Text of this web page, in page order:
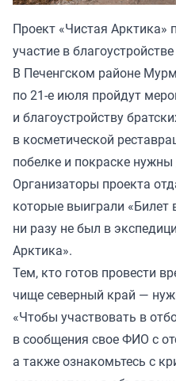
Проект «Чистая Арктика»
участие в
В Печенгском районе
по 21-е июля пройдут
и благоустройству
в косметической
побелке и покраске
Организаторы проекта
которые выиграли «Билет
ни разу не был в
Арктика».
Тем, кто готов провести
чище северный край —
«Чтобы участвовать в
в сообщения свое ФИО с
а также ознакомьтесь с